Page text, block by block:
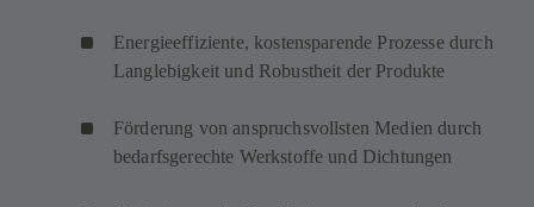
Energieeffiziente, kostensparende Prozesse durch
Langlebigkeit und Robustheit der Produkte
Förderung von anspruchsvollsten Medien durch
bedarfsgerechte Werkstoffe und Dichtungen